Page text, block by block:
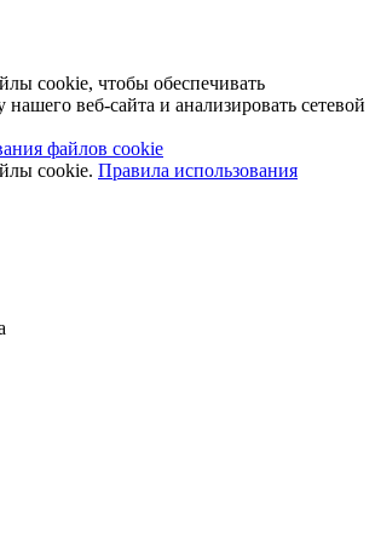
cookie, чтобы обеспечивать
веб-сайта и анализировать сетевой
файлов cookie
cookie. Правила использования